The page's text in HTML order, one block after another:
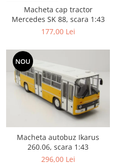
Macheta cap tractor
Mercedes SK 88, scara 1:43
177,00 Lei
NOU
Macheta autobuz Ikarus
260.06, scara 1:43
296,00 Lei